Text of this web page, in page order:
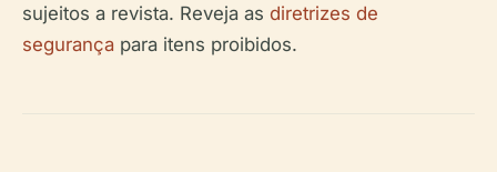
sujeitos a revista. Reveja as diretrizes de
segurança para itens proibidos.